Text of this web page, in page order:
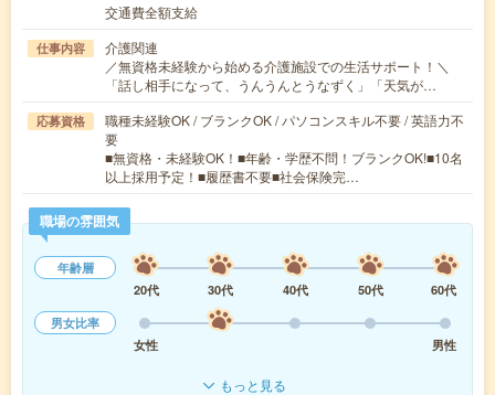
交通費全額支給
仕事内容
介護関連
／無資格未経験から始める介護施設での生活サポート！＼
「話し相手になって、うんうんとうなずく」「天気が…
応募資格
職種未経験OK / ブランクOK / パソコンスキル不要 / 英語力不
要
■無資格・未経験OK！■年齢・学歴不問！ブランクOK!■10名
以上採用予定！■履歴書不要■社会保険完…
職場の雰囲気
年齢層
20代
30代 40代 50代
60代
男女比率
女性
男性
もっと見る